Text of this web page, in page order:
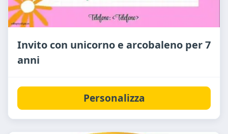
Invito con unicorno e arcobaleno per 7
anni
Personalizza